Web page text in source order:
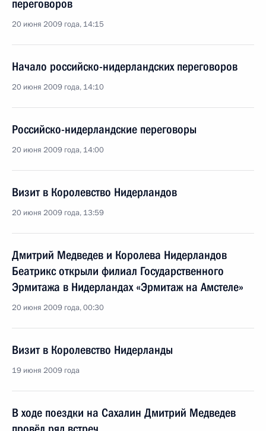
переговоров
20 июня 2009 года, 14:15
Начало российско-нидерландских переговоров
20 июня 2009 года, 14:10
Российско-нидерландские переговоры
20 июня 2009 года, 14:00
Визит в Королевство Нидерландов
20 июня 2009 года, 13:59
Дмитрий Медведев и Королева Нидерландов
Беатрикс открыли филиал Государственного
Эрмитажа в Нидерландах «Эрмитаж на Амстеле»
20 июня 2009 года, 00:30
Визит в Королевство Нидерланды
19 июня 2009 года
В ходе поездки на Сахалин Дмитрий Медведев